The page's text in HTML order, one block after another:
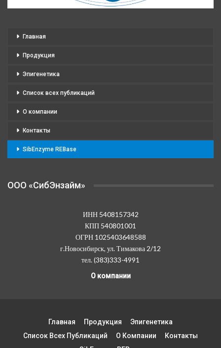
Главная
Продукция
Эпигенетика
Список всех публикаций
О компании
Контакты
SibEnzyme REBase
OOO «СибЭнзайм»
ИНН 5408157342
КПП 540801001
ОГРН 1025403648588
г.Новосибирск, ул. Тимакова 2/12
тел. (383)333-4991
О компании
Главная Продукция
Эпигенетика
Список Всех Публикаций
О Компании
Контакты